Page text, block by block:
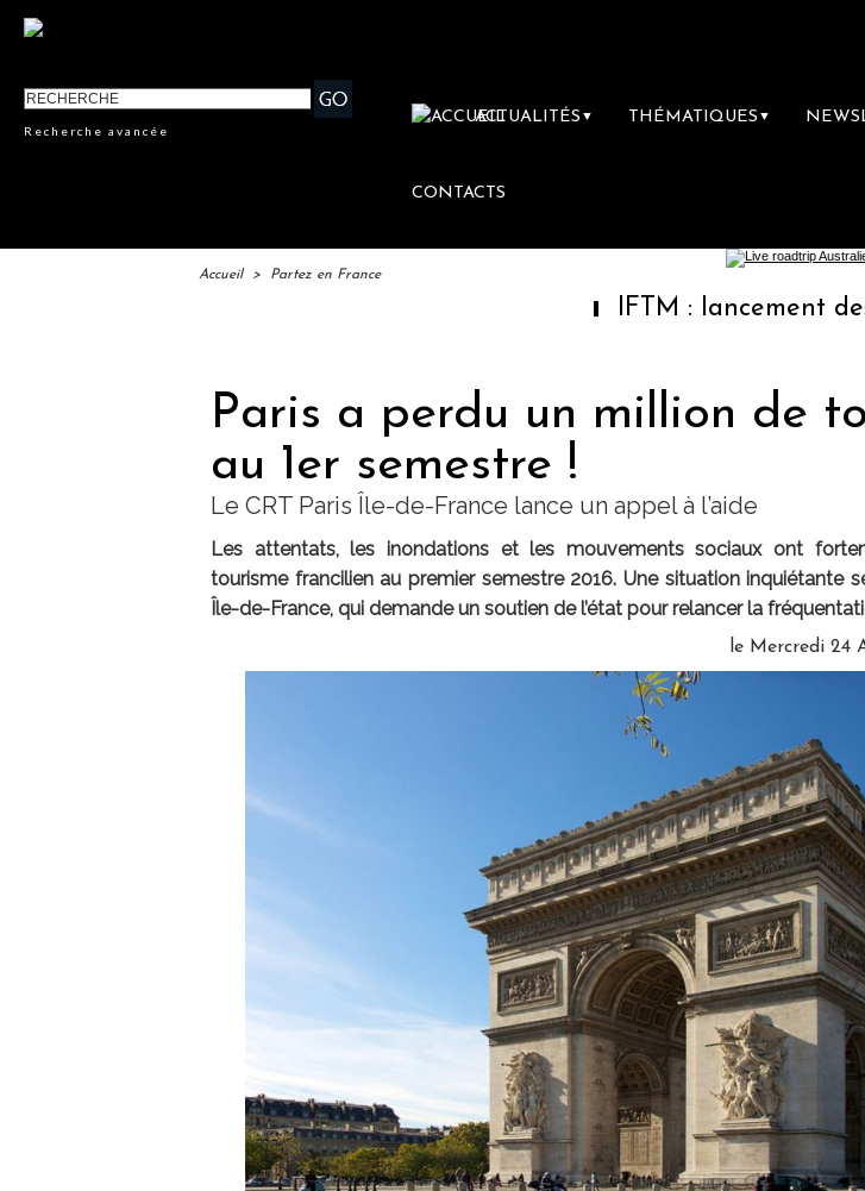
Recherche avancée
ACTUALITÉS ▼ THÉMATIQUES ▼
CONTACTS
Accueil > Partez en France
IFTM : lancement des
Paris a perdu un million de
au 1er semestre !
Le CRT Paris Île-de-France lance un appel à l’aide
Les attentats, les inondations et les mouvements sociaux ont
tourisme francilien au premier semestre 2016. Une situation inquiétante
Île-de-France, qui demande un soutien de l’état pour relancer la
le Mercredi 24